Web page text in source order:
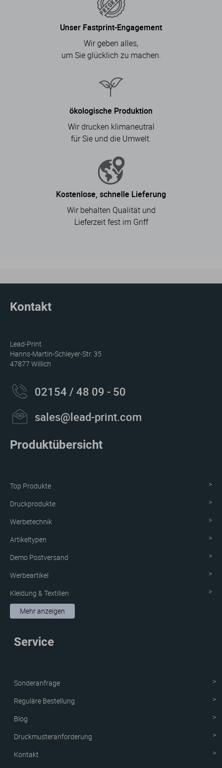
Unser Fastprint-Engagement
Wir geben alles,
um Sie glücklich zu machen.
ökologische Produktion
Wir drucken klimaneutral
für Sie und die Umwelt.
Kostenlose, schnelle Lieferung
Wir behalten Qualität und
Lieferzeit fest im Griff
Kontakt
Lead-Print
Hanns-Martin-Schleyer-Str. 35
47877 Willich
02154 / 48 09 - 50
sales@lead-print.com
Produktübersicht
Top Produkte
Druckprodukte
Werbetechnik
Artikeltypen
Demo Postversand
Werbeartikel
Kleidung & Textilien
Aufkleber & Etiketten
Verpackungen
Mehr anzeigen
Service
Sonderanfrage
Reguläre Bestellung
Blog
Druckmusteranforderung
Kontakt